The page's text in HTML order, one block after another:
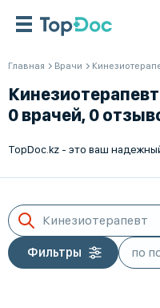
Главная Врачи
0 врачей, 0
Кинезиотерапевт
Фильтры